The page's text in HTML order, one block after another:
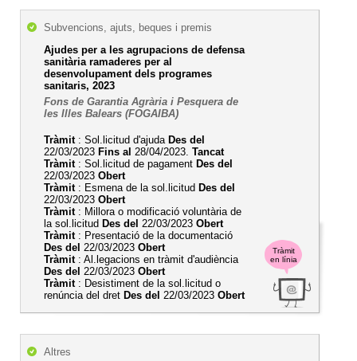
Tràmit
en línia
Subvencions, ajuts, beques i premis
Ajudes per a les agrupacions de defensa
sanitària ramaderes per al
desenvolupament dels programes
sanitaris, 2023
Fons de Garantia Agrària i Pesquera de
les Illes Balears (FOGAIBA)
Tràmit: Sol.licitud d'ajuda Des del
22/03/2023 Fins al 28/04/2023. Tancat
Tràmit: Sol.licitud de pagament Des del
22/03/2023 Obert
Tràmit: Esmena de la sol.licitud Des del
22/03/2023 Obert
Tràmit: Millora o modificació voluntària de
la sol.licitud Des del 22/03/2023 Obert
Tràmit: Presentació de la documentació
Des del 22/03/2023 Obert
Tràmit: Al.legacions en tràmit d'audiència
Des del 22/03/2023 Obert
Tràmit: Desistiment de la sol.licitud o
renúncia del dret Des del 22/03/2023 Obert
Altres